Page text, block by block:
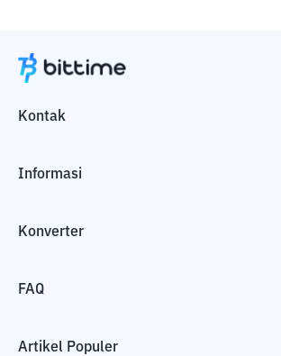
Kontak
Informasi
Konverter
FAQ
Artikel Populer